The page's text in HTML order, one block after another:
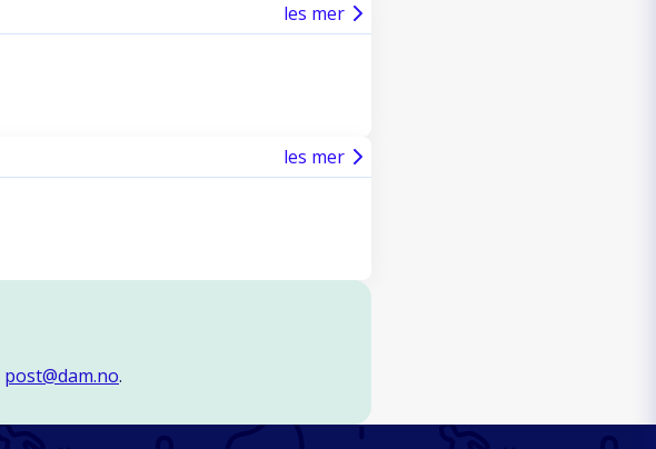
les mer
les mer
post@dam.no.